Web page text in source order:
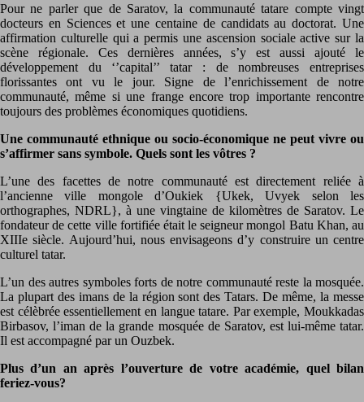
Pour ne parler que de Saratov, la communauté tatare compte vingt
docteurs en Sciences et une centaine de candidats au doctorat. Une
affirmation culturelle qui a permis une ascension sociale active sur la
scène régionale. Ces dernières années, s’y est aussi ajouté le
développement du ‘’capital’’ tatar : de nombreuses entreprises
florissantes ont vu le jour. Signe de l’enrichissement de notre
communauté, même si une frange encore trop importante rencontre
toujours des problèmes économiques quotidiens.
Une communauté ethnique ou socio-économique ne peut vivre ou
s’affirmer sans symbole. Quels sont les vôtres ?
L’une des facettes de notre communauté est directement reliée à
l’ancienne ville mongole d’Oukiek {Ukek, Uvyek selon les
orthographes, NDRL}, à une vingtaine de kilomètres de Saratov. Le
fondateur de cette ville fortifiée était le seigneur mongol Batu Khan, au
XIIIe siècle. Aujourd’hui, nous envisageons d’y construire un centre
culturel tatar.
L’un des autres symboles forts de notre communauté reste la mosquée.
La plupart des imans de la région sont des Tatars. De même, la messe
est célèbrée essentiellement en langue tatare. Par exemple, Moukkadas
Birbasov, l’iman de la grande mosquée de Saratov, est lui-même tatar.
Il est accompagné par un Ouzbek.
Plus d’un an après l’ouverture de votre académie, quel bilan
feriez-vous?